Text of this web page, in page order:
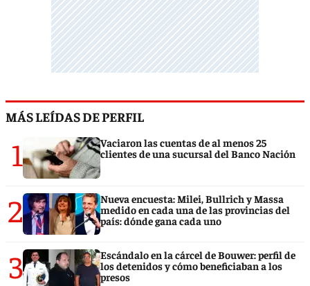
MÁS LEÍDAS DE PERFIL
1
Vaciaron las cuentas de al menos 25
clientes de una sucursal del Banco Nación
2
Nueva encuesta: Milei, Bullrich y Massa
medido en cada una de las provincias del
país: dónde gana cada uno
3
Escándalo en la cárcel de Bouwer: perfil de
los detenidos y cómo beneficiaban a los
presos